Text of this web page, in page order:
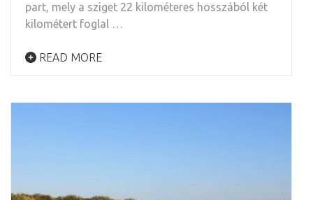
part, mely a sziget 22 kilométeres hosszából két
kilométert foglal …
READ MORE